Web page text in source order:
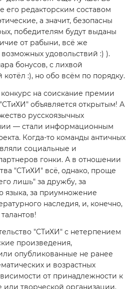
его редакторским составом
а значит, безопасны
победителям будут выданы
от рабыни, всё же
возможных удовольствий:) ).
бонусов, с лихвой
котёл:), но обо всём по порядку.
на соискание премии
объявляется открытым! А
русскоязычных
— стали информационным
Когда-то команды античных
социальные и
гонки. А в отношении
"СТиХИ" всё, однако, проще
лишь" за дружбу, за
языка, за приумножение
наследия, и, конечно,
"СТиХИ" с нетерпением
произведения,
опубликованные не ранее
и возрастных
от принадлежности к